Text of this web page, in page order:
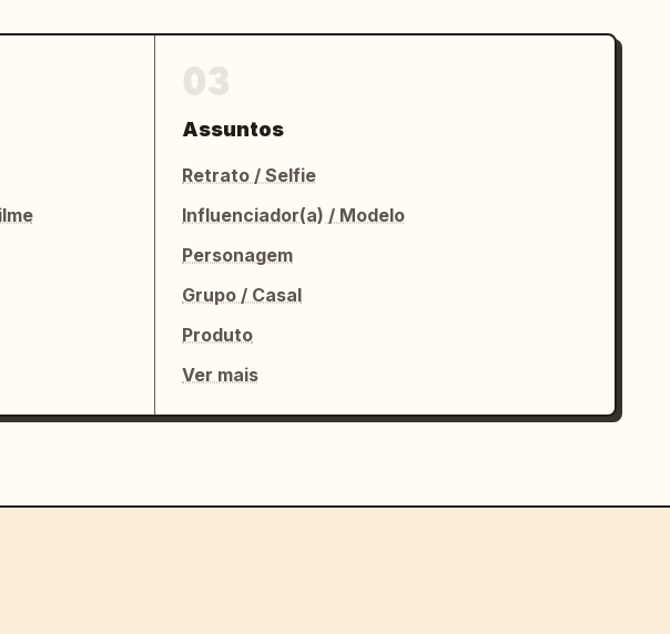
Assuntos
Retrato / Selfie
Influenciador(a) / Modelo
Personagem
Grupo / Casal
Produto
Ver mais